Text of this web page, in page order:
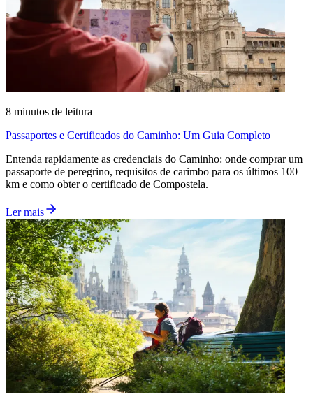
8 minutos de leitura
Passaportes e Certificados do Caminho: Um Guia Completo
Entenda rapidamente as credenciais do Caminho: onde comprar um
passaporte de peregrino, requisitos de carimbo para os últimos 100
km e como obter o certificado de Compostela.
Ler mais